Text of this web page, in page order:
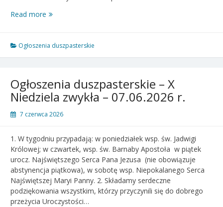
Read more Ogłoszenia
XI
Niedziela
14.06.2026
r.
Ogłoszenia duszpasterskie
Ogłoszenia duszpasterskie – X
Niedziela zwykła – 07.06.2026 r.
7 czerwca 2026
1. W tygodniu przypadają: w poniedziałek wsp. św. Jadwigi
Królowej; w czwartek, wsp. św. Barnaby Apostoła w piątek
urocz. Najświętszego Serca Pana Jezusa (nie obowiązuje
abstynencja piątkowa), w sobotę wsp. Niepokalanego Serca
Najświętszej Maryi Panny. 2. Składamy serdeczne
podziękowania wszystkim, którzy przyczynili się do dobrego
przeżycia Uroczystości…